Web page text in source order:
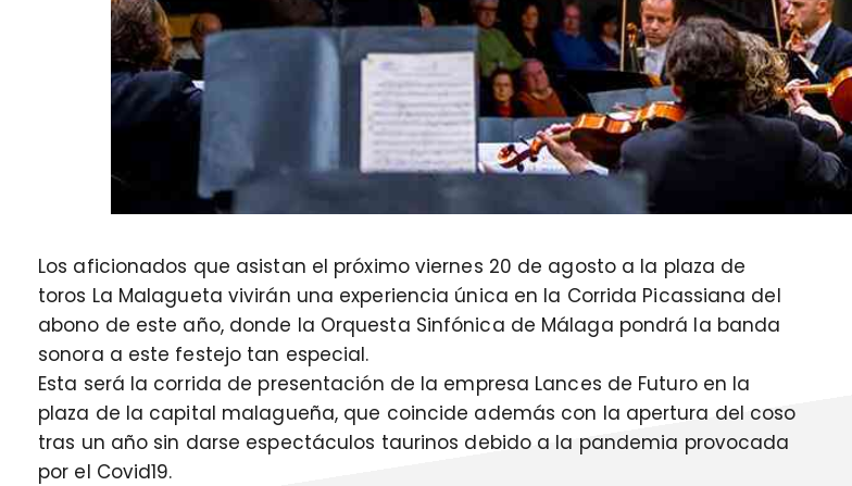
Los aficionados que asistan el próximo viernes 20 de agosto a la plaza de
toros La Malagueta vivirán una experiencia única en la Corrida Picassiana del
abono de este año, donde la Orquesta Sinfónica de Málaga pondrá la banda
sonora a este festejo tan especial.
Esta será la corrida de presentación de la empresa Lances de Futuro en la
plaza de la capital malagueña, que coincide además con la apertura del coso
tras un año sin darse espectáculos taurinos debido a la pandemia provocada
por el Covid19.